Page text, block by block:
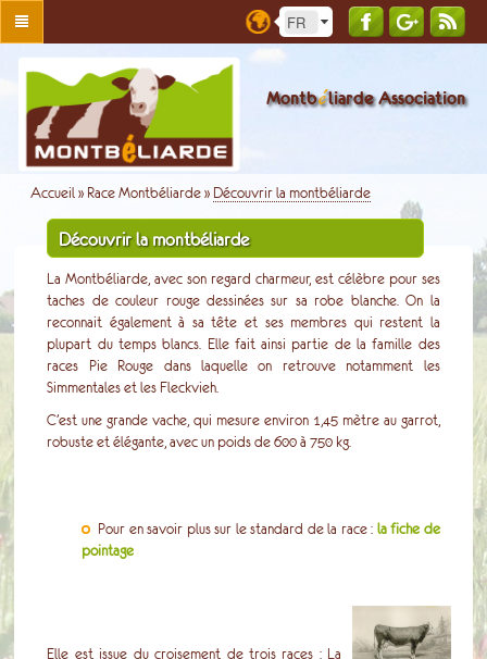
Montbéliarde Association
Accueil » Race Montbéliarde » Découvrir la montbéliarde
Découvrir la montbéliarde
La Montbéliarde, avec son regard charmeur, est célèbre pour ses
taches de couleur rouge dessinées sur sa robe blanche. On la
reconnait également à sa tête et ses membres qui restent la
plupart du temps blancs. Elle fait ainsi partie de la famille des
races Pie Rouge dans laquelle on retrouve notamment les
Simmentales et les Fleckvieh.
C’est une grande vache, qui mesure environ 1,45 mètre au garrot,
robuste et élégante, avec un poids de 600 à 750 kg.
Pour en savoir plus sur le standard de la race : la fiche de
pointage
Elle est issue du croisement de trois races : La